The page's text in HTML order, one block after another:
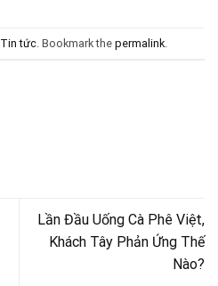
Tin tức. Bookmark the permalink.
Lần Đầu Uống Cà Phê Việt,
Khách Tây Phản Ứng Thế
Nào?